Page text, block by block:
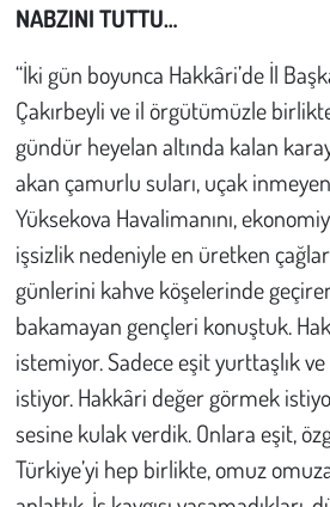
NABZINI TUTTU…
“İki gün boyunca Hakkâri’de İl
Çakırbeyli ve il örgütümüzle
gündür heyelan altında kalan
akan çamurlu suları, uçak
Yüksekova Havalimanını,
işsizlik nedeniyle en üretken
günlerini kahve köşelerinde
bakamayan gençleri konuştuk.
istemiyor. Sadece eşit yurttaşlık
istiyor. Hakkâri değer görmek
sesine kulak verdik. Onlara eşit,
Türkiye’yi hep birlikte, omuz